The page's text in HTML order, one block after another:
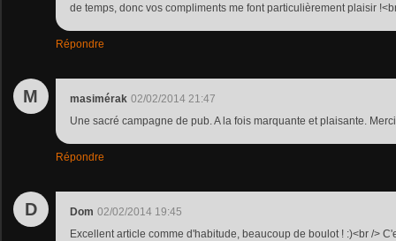
de temps, donc vos compliments me font particulièrement plaisir
Répondre
M masimérak 02/02/2014 21:47
Une sacré campagne de pub. A la fois marquante et plaisante.
Répondre
D Dom 02/02/2014 19:45
Excellent article comme d'habitude, beaucoup de boulot ! :)<br />